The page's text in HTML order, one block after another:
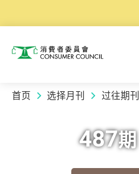
消费者委员会
首页 选择月刊 过往期刊
487期